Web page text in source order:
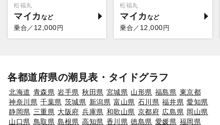
松福丸
マイカ
乗合／ 12,000円
松福丸
マイカ
乗合／ 12,000円
各都道府県の潮見表・タイドグラフ
北海道 青森県 岩手県 秋田県 宮城県 山形県 福島県 東京都
神奈川県 千葉県 茨城県 新潟県 富山県 石川県 福井県 愛知県
静岡県 三重県 大阪府 兵庫県 和歌山県 京都府 広島県 岡山県
山口県 鳥取県 島根県 高知県 香川県 徳島県 愛媛県 福岡県